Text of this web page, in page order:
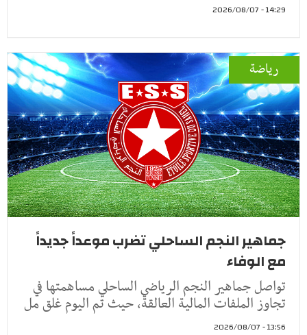
14:29 - 2026/08/07
رياضة
جماهير النجم الساحلي تضرب موعداً جديداً
مع الوفاء
تواصل جماهير النجم الرياضي الساحلي مساهمتها في
تجاوز الملفات المالية العالقة، حيث تم اليوم غلق مل
13:56 - 2026/08/07